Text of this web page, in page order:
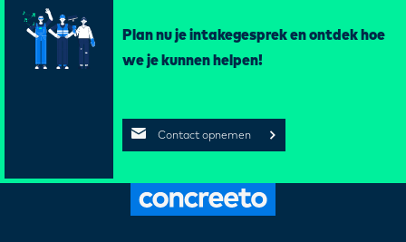
Plan nu je intakegesprek en ontdek hoe
we je kunnen helpen!
Contact opnemen